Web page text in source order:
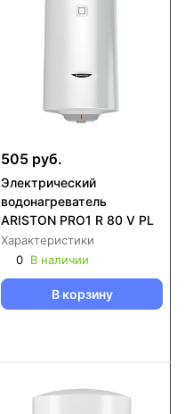
505 руб.
Электрический
водонагреватель
ARISTON PRO1 R 80 V PL
Характеристики
0 В наличии
В корзину